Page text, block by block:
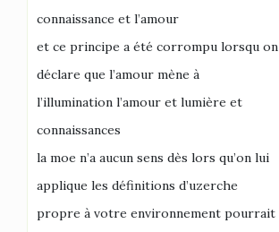
connaissance et l’amour
et ce principe a été corrompu lorsqu on
déclare que l’amour mène à
l’illumination l’amour et lumière et
connaissances
la moe n’a aucun sens dès lors qu’on lui
applique les définitions d’uzerche
propre à votre environnement pourrait